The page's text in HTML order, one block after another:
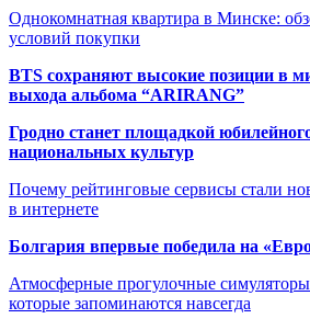
Однокомнатная квартира в Минске:
условий покупки
BTS сохраняют высокие позиции в
выхода альбома “ARIRANG”
Гродно станет площадкой
национальных культур
Почему рейтинговые сервисы стали
в интернете
Болгария впервые победила на
Атмосферные прогулочные
которые запоминаются навсегда